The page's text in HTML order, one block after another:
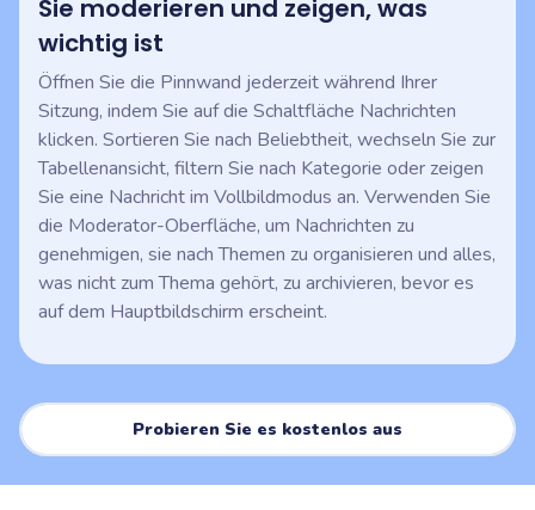
Sie moderieren und zeigen, was
wichtig ist
Öffnen Sie die Pinnwand jederzeit während Ihrer
Sitzung, indem Sie auf die Schaltfläche Nachrichten
klicken. Sortieren Sie nach Beliebtheit, wechseln Sie zur
Tabellenansicht, filtern Sie nach Kategorie oder zeigen
Sie eine Nachricht im Vollbildmodus an. Verwenden Sie
die Moderator-Oberfläche, um Nachrichten zu
genehmigen, sie nach Themen zu organisieren und alles,
was nicht zum Thema gehört, zu archivieren, bevor es
auf dem Hauptbildschirm erscheint.
Probieren Sie es kostenlos aus